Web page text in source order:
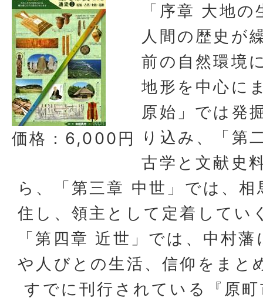
価格：6,000円
「序章 大地
人間の歴史が
前の自然環境
地形を中心に
原始」では発
り込み、「第
古学と文献史
ら、「第三章 中世」では、
住し、領主として定着してい
「第四章 近世」では、中村
や人びとの生活、信仰をまと
すでに刊行されている『原